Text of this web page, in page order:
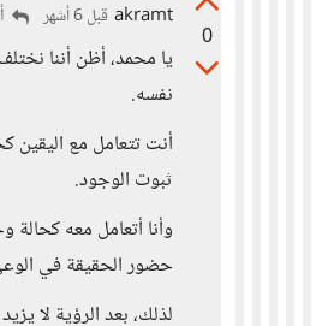
0
akramt قبل 6 أشهر
يا محمد، أظن أننا
نفسه.
أنت تتعامل مع
ثبوت الوجود.
وأنا أتعامل معه كحالة
حضور الحقيقة في
لذلك، بعد الرؤية لا